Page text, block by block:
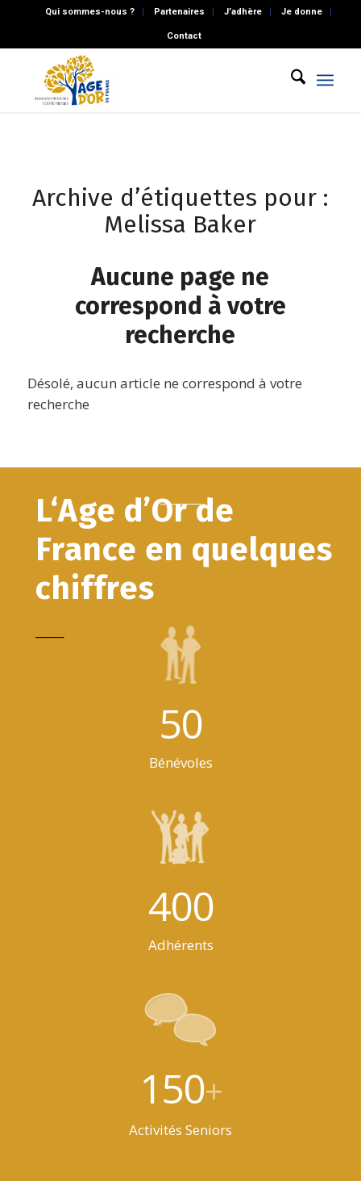
Qui sommes-nous ? Partenaires J’adhère Je donne
Contact
Archive d’étiquettes pour :
Melissa Baker
Aucune page ne
correspond à votre
recherche
Désolé, aucun article ne correspond à votre
recherche
L‘Age d’Or de
France en quelques
chiffres
50
Bénévoles
400
Adhérents
150+
Activités Seniors